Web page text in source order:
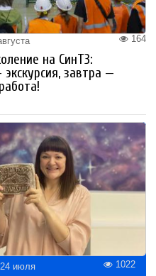
164
на СинТЗ:
завтра —
июля 1022